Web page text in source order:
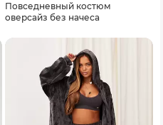
Повседневный костюм
оверсайз без начеса